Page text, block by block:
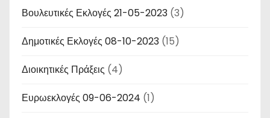
Βουλευτικές Εκλογές 21-05-2023 (3)
Δημοτικές Εκλογές 08-10-2023 (15)
Διοικητικές Πράξεις (4)
Ευρωεκλογές 09-06-2024 (1)